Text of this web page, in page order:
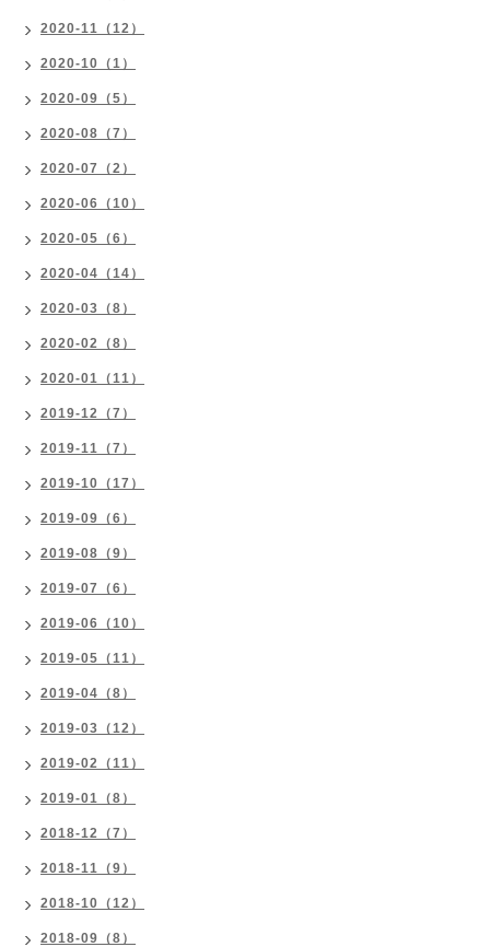
2020-11（12）
2020-10（1）
2020-09（5）
2020-08（7）
2020-07（2）
2020-06（10）
2020-05（6）
2020-04（14）
2020-03（8）
2020-02（8）
2020-01（11）
2019-12（7）
2019-11（7）
2019-10（17）
2019-09（6）
2019-08（9）
2019-07（6）
2019-06（10）
2019-05（11）
2019-04（8）
2019-03（12）
2019-02（11）
2019-01（8）
2018-12（7）
2018-11（9）
2018-10（12）
2018-09（8）